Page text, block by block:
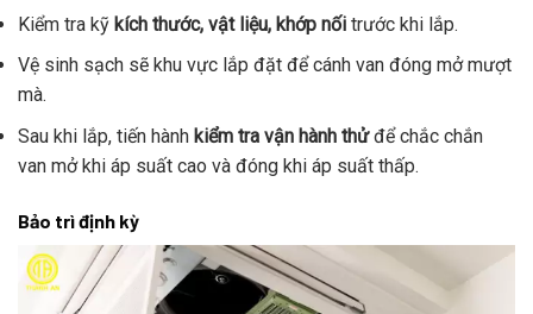
Kiểm tra kỹ kích thước, vật liệu, khớp nối trước khi lắp.
Vệ sinh sạch sẽ khu vực lắp đặt để cánh van đóng mở mượt
mà.
Sau khi lắp, tiến hành kiểm tra vận hành thửđể chắc chắn
van mở khi áp suất cao và đóng khi áp suất thấp.
Bảo trì định kỳ